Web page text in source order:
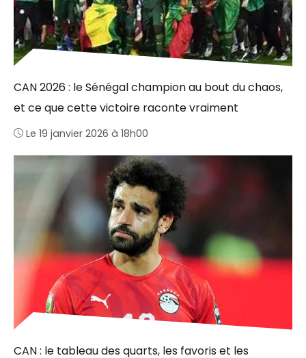
CAN 2026 : le Sénégal champion au bout du chaos,
et ce que cette victoire raconte vraiment
Le 19 janvier 2026 à 18h00
CAN : le tableau des quarts, les favoris et les